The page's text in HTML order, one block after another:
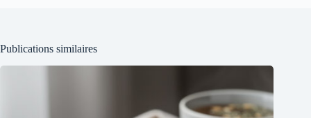
Publications similaires